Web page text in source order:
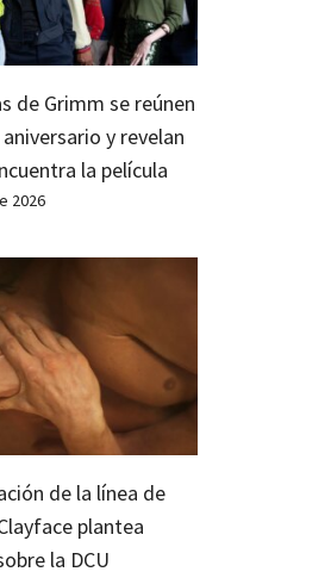
de Grimm se reúnen
aniversario y revelan
la película
2026
de la línea de
plantea
la DCU